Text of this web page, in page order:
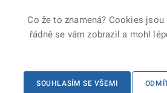
© 2026 Generální ředitelství Hasičského
Co že to znamená? Cookies
řádně se vám zobrazil a mohl
SOUHLASÍM SE VŠEMI